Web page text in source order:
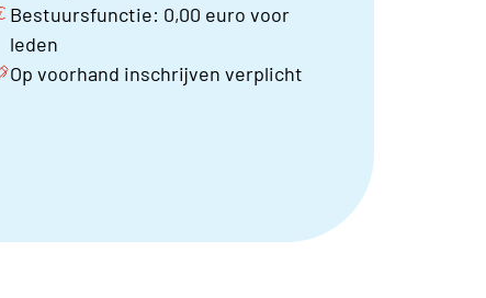
Bestuursfunctie: 0,00 euro voor
leden
Op voorhand inschrijven verplicht